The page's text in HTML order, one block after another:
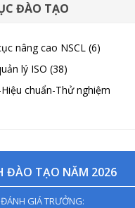
ĐÀO TẠO
nâng cao NSCL (6)
lý ISO (38)
chuẩn-Thử nghiệm
ĐÀO TẠO NĂM 2026
GIÁ TRƯỞNG: